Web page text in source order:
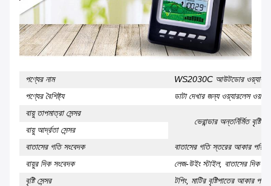
পণ্যের নাম
WS2030C আউটডোর
পণ্যের বৈশিষ্ট্য
ডাটা দেখার জন্য ওয়্যারলেস
বায়ু তাপমাত্রা সেন্সর
ভেরান্ডার অন্তর্নির্মিত
বায়ু আর্দ্রতা সেন্সর
বাতাসের গতি সংবেদক
বাতাসের গতি স্তরের আকার
বায়ুর দিক সংবেদক
লেজ-উইং স্টাইল, বাতাসের দিক
বৃষ্টি সেন্সর
টপিং, মাটির বৃষ্টিপাতের আকার